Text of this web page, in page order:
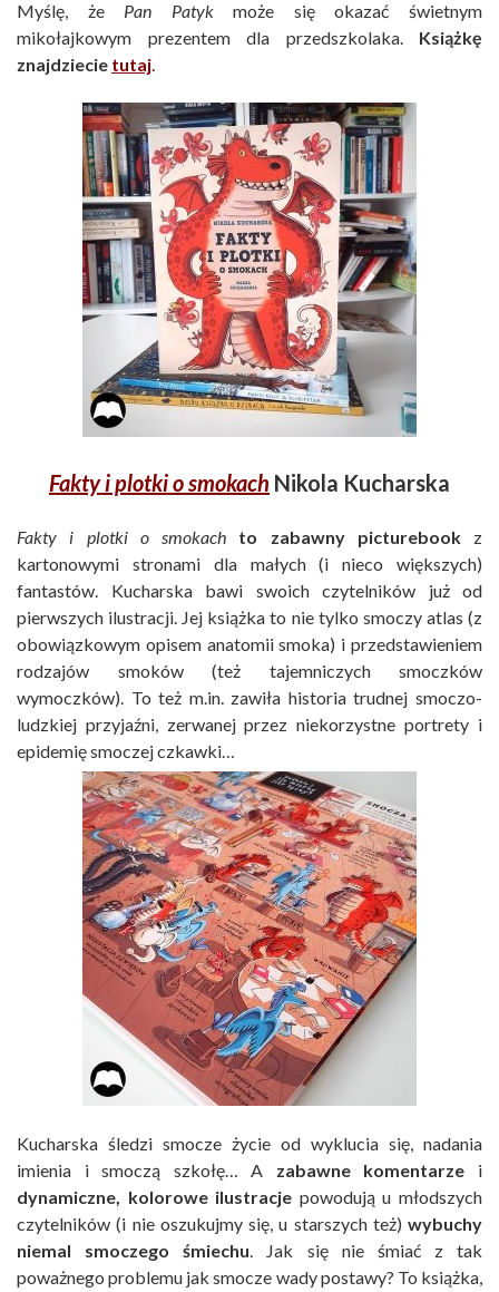
Myślę, że Pan Patykmoże się okazać świetnym
mikołajkowym prezentem dla przedszkolaka. Książkę
znajdziecie tutaj.
Fakty i plotki o smokach Nikola Kucharska
Fakty i plotki o smokach to zabawny picturebookz
kartonowymi stronami dla małych (i nieco większych)
fantastów. Kucharska bawi swoich czytelników już od
pierwszych ilustracji. Jej książka to nie tylko smoczy atlas (z
obowiązkowym opisem anatomii smoka) i przedstawieniem
rodzajów smoków (też tajemniczych smoczków
wymoczków). To też m.in. zawiła historia trudnej smoczo-
ludzkiej przyjaźni, zerwanej przez niekorzystne portrety i
epidemię smoczej czkawki…
Kucharska śledzi smocze życie od wyklucia się, nadania
imienia i smoczą szkołę… A zabawne komentarze i
dynamiczne, kolorowe ilustracje powodują u młodszych
czytelników (i nie oszukujmy się, u starszych też) wybuchy
niemal smoczego śmiechu. Jak się nie śmiać z tak
poważnego problemu jak smocze wady postawy? To książka,